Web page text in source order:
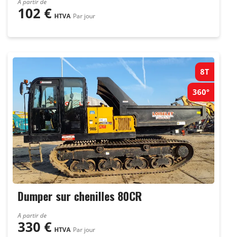
A partir de
102 € HTVA Par jour
8T
360°
Dumper sur chenilles 80CR
A partir de
330 € HTVA Par jour